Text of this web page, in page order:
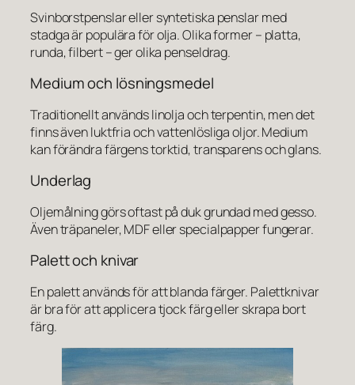
Svinborstpenslar eller syntetiska penslar med
stadga är populära för olja. Olika former – platta,
runda, filbert – ger olika penseldrag.
Medium och lösningsmedel
Traditionellt används linolja och terpentin, men det
finns även luktfria och vattenlösliga oljor. Medium
kan förändra färgens torktid, transparens och glans.
Underlag
Oljemålning görs oftast på duk grundad med gesso.
Även träpaneler, MDF eller specialpapper fungerar.
Palett och knivar
En palett används för att blanda färger. Palettknivar
är bra för att applicera tjock färg eller skrapa bort
färg.